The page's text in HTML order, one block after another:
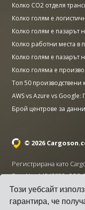
Този уебсайт
гарантира, че
Колко CO2 отделя
Колко голям е
Колко голям е пазарът
Колко работни места в
Колко голям е пазарът
Колко голяма е
Топ 50 производствени
AWS vs Azure vs Google:
Брой центрове за
© 2026
Регистрирана като
Рег. No: 14545832. ДДС:
Централа: Pärnu mnt.
+372 5555 0028 ·